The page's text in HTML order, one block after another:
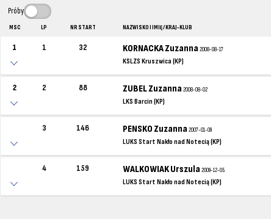
Próby
MSC LP NR START NAZWISKO I IMIĘ / KRAJ-KLUB
1 1 32 KORNACKA Zuzanna2008-08-17
KSLZS Kruszwica (KP)
2 2 88 ZUBEL Zuzanna2008-08-02
LKS Barcin (KP)
3 146 PENSKO Zuzanna2007-01-09
LUKS Start Nakło nad Notecią (KP)
4 159 WALKOWIAK Urszula2009-12-05
LUKS Start Nakło nad Notecią (KP)